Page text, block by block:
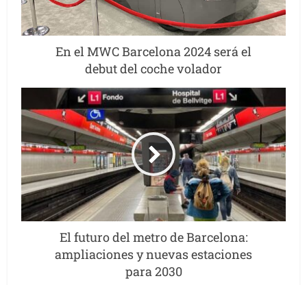
En el MWC Barcelona 2024 será el
debut del coche volador
El futuro del metro de Barcelona:
ampliaciones y nuevas estaciones
para 2030